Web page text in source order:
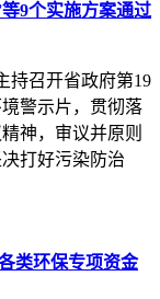
9个实施方案通过
持召开省政府第19
警示片，贯彻落
神，审议并原则
打好污染防治
类环保专项资金